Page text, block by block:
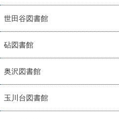
世田谷図書館
砧図書館
奥沢図書館
玉川台図書館